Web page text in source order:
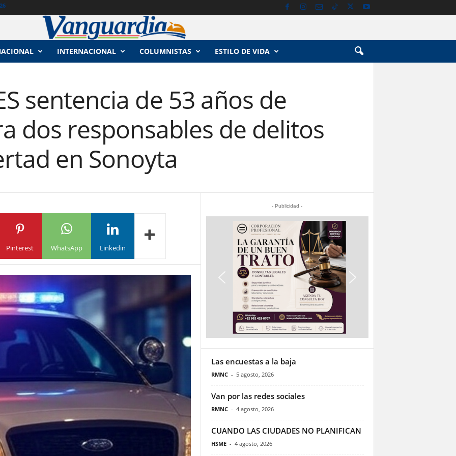
INTERNACIONAL COLUMNISTAS ESTILO DE VIDA
sentencia de 53 años de
dos responsables de delitos
en Sonoyta
Pinterest WhatsApp Linkedin
- Publicidad -
Las encuestas a la baja
RMNC - 5 agosto, 2026
Van por las redes sociales
RMNC - 4 agosto, 2026
CUANDO LAS CIUDADES NO PLANIFICAN
HSME - 4 agosto, 2026